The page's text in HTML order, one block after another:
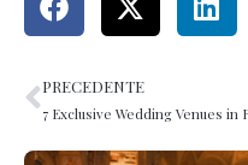
Precedente
PRECEDENTE